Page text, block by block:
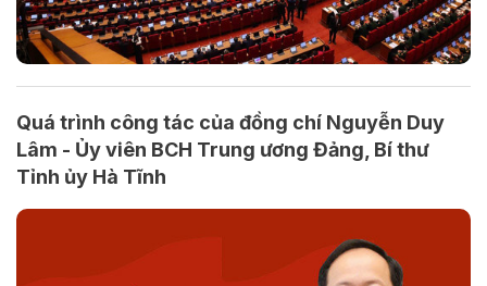
Quá trình công tác của đồng chí Nguyễn Duy
Lâm - Ủy viên BCH Trung ương Đảng, Bí thư
Tỉnh ủy Hà Tĩnh